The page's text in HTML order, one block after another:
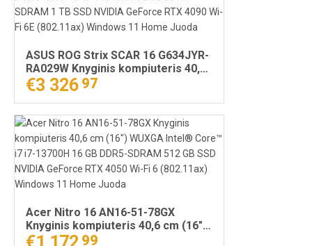
ASUS ROG Strix SCAR 16 G634JYR-
RA029W Knyginis kompiuteris 40,6
cm (16") WQXGA Intel® Core™ i9 i9-
14900HX 32 GB DDR5-SDRAM 1 TB
SSD NVIDIA GeForce RTX 4090 Wi-
Fi 6E (802.11ax) Windows 11 Home
Juoda
€3 326 97
Acer Nitro 16 AN16-51-78GX
Knyginis kompiuteris 40,6 cm (16")
WUXGA Intel® Core™ i7 i7-13700H
€1 172 99